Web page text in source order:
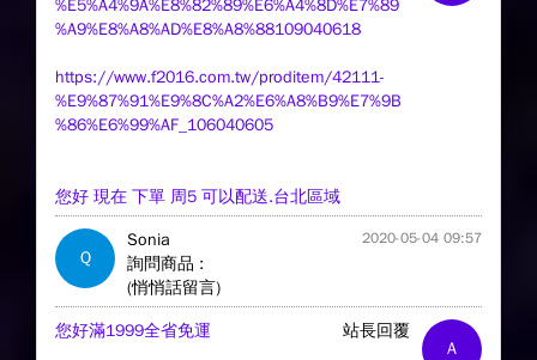
%E5%A4%9A%E8%82%89%E6%A4%8D%E7%89
%A9%E8%A8%AD%E8%A8%88109040618
https://www.f2016.com.tw/proditem/42111-
%E9%87%91%E9%8C%A2%E6%A8%B9%E7%9B
%86%E6%99%AF_106040605
您好 現在 下單 周5 可以配送.台北區域
Q
Sonia 2020-05-04 09:57
詢問商品 :
(悄悄話留言)
A
站長回覆
您好滿1999全省免運